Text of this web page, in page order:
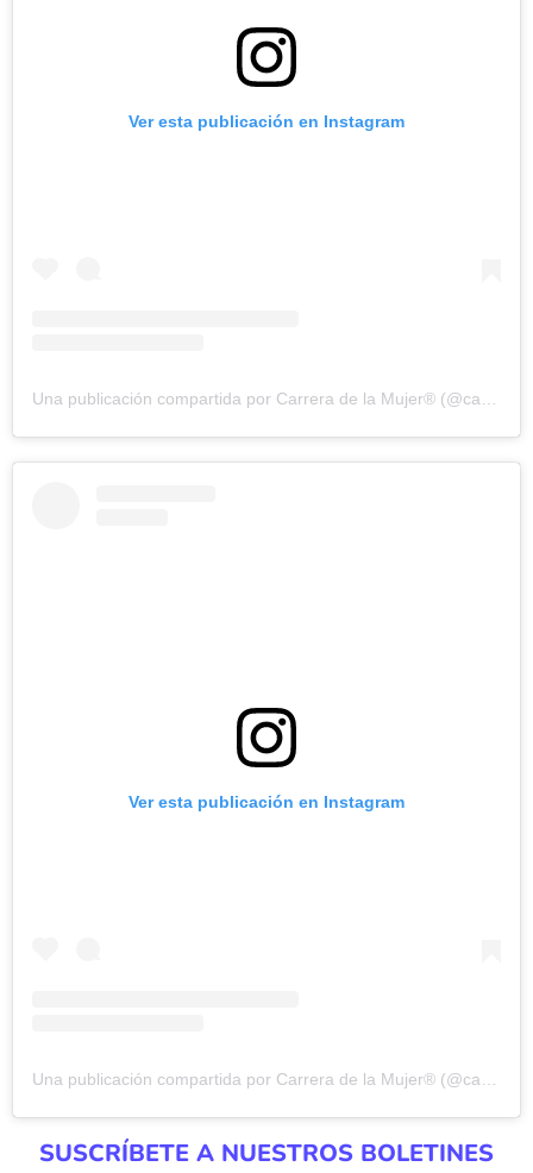
Ver esta publicación en Instagram
Ver esta publicación en Instagram
SUSCRÍBETE A NUESTROS BOLETINES